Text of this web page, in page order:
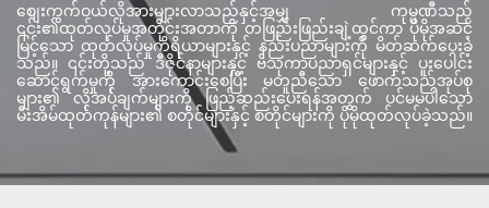
စျေးကွက်ဝယ်လိုအားများလာသည်နှင့်အမျှ ကုမ္ပဏီသည်
၎င်း၏ထုတ်လုပ်မှုအတိုင်းအတာကို တဖြည်းဖြည်းချဲ့ထွင်ကာ ပိုမိုအဆင့်
မြင့်သော ထုတ်လုပ်မှုကိရိယာများနှင့် နည်းပညာများကို မိတ်ဆက်ပေးခဲ့
သည်။ ၎င်းတို့သည် ဒီဇိုင်နာများနှင့် ဗိသုကာပညာရှင်များနှင့် ပူးပေါင်း
ဆောင်ရွက်မှုကို အားကောင်းစေပြီး မတူညီသော ဖောက်သည်အုပ်စု
များ၏ လိုအပ်ချက်များကို ဖြည့်ဆည်းပေးရန်အတွက် ပင်မမပါသော
မီးအိမ်ထုတ်ကုန်များ၏ စတိုင်များနှင့် စတိုင်များကို ပိုမိုထုတ်လုပ်ခဲ့သည်။